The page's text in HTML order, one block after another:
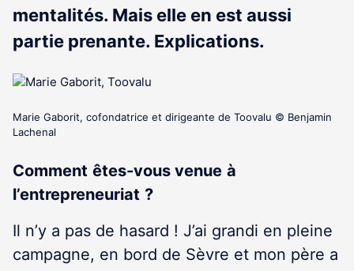
mentalités. Mais elle en est aussi
partie prenante. Explications.
Marie Gaborit, cofondatrice et dirigeante de Toovalu © Benjamin
Lachenal
Comment êtes-vous venue à
l’entrepreneuriat ?
Il n’y a pas de hasard ! J’ai grandi en pleine
campagne, en bord de Sèvre et mon père a